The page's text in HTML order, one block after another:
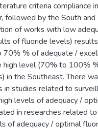
criteria compliance
followed by the South
of works with low
of fluoride levels)
% of adequate /
high level (70% to 100%
in the Southeast. There
in studies related to
levels of adequacy /
in researches related
of adequacy / optimal